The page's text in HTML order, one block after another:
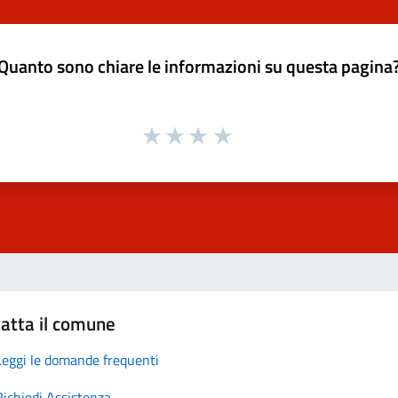
sono chiare le informazioni su questa
il comune
le domande frequenti